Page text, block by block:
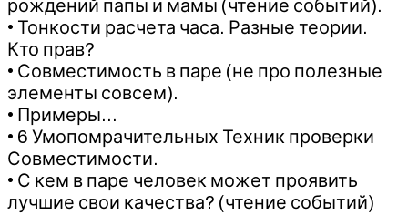
рождений папы и мамы (чтение событий).
• Тонкости расчета часа. Разные теории.
Кто прав?
• Совместимость в паре (не про полезные
элементы совсем).
• Примеры…
• 6 Умопомрачительных Техник проверки
Совместимости.
• С кем в паре человек может проявить
лучшие свои качества? (чтение событий)